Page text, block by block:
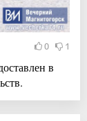
0 1
в